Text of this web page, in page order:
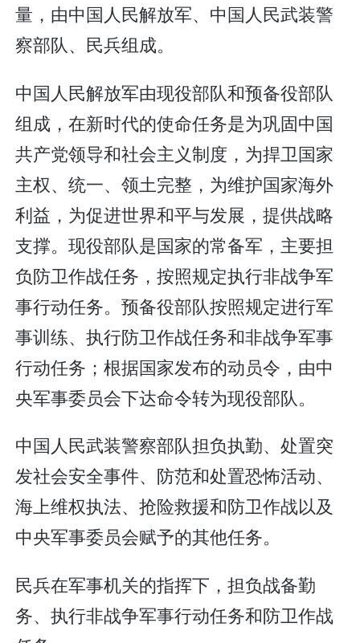
量，由中国人民解放军、中国人民武装警
察部队、民兵组成。
中国人民解放军由现役部队和预备役部队
组成，在新时代的使命任务是为巩固中国
共产党领导和社会主义制度，为捍卫国家
主权、统一、领土完整，为维护国家海外
利益，为促进世界和平与发展，提供战略
支撑。现役部队是国家的常备军，主要担
负防卫作战任务，按照规定执行非战争军
事行动任务。预备役部队按照规定进行军
事训练、执行防卫作战任务和非战争军事
行动任务；根据国家发布的动员令，由中
央军事委员会下达命令转为现役部队。
中国人民武装警察部队担负执勤、处置突
发社会安全事件、防范和处置恐怖活动、
海上维权执法、抢险救援和防卫作战以及
中央军事委员会赋予的其他任务。
民兵在军事机关的指挥下，担负战备勤
务、执行非战争军事行动任务和防卫作战